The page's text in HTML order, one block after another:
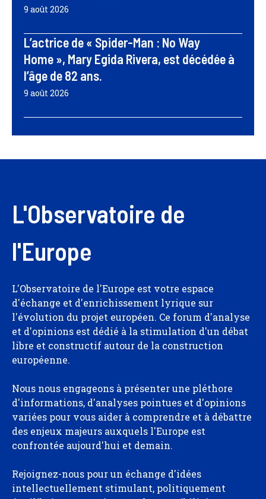
9 août 2026
L’actrice de « Spider-Man : No Way
Home », Mary Egida Rivera, est décédée à
l’âge de 82 ans.
9 août 2026
L'Observatoire de
l'Europe
L'Observatoire de l'Europe est votre espace
d'échange et d'enrichissement lyrique sur
l'évolution du projet européen. Ce forum d'analyse
et d'opinions est dédié à la stimulation d'un débat
libre et constructif autour de la construction
européenne.
Nous nous engageons à présenter une pléthore
d'informations, d'analyses pointues et d'opinions
variées pour vous aider à comprendre et à débattre
des enjeux majeurs auxquels l'Europe est
confrontée aujourd'hui et demain.
Rejoignez-nous pour un échange d'idées
intellectuellement stimulant, politiquement